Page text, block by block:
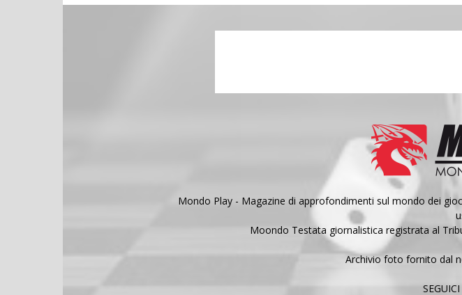
Mondo Play - Magazine di approfondimenti sul mondo dei
Moondo Testata giornalistica registrata al
Archivio foto fornito dal